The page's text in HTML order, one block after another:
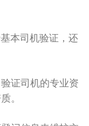
本司机验证，还
证司机的专业资
。